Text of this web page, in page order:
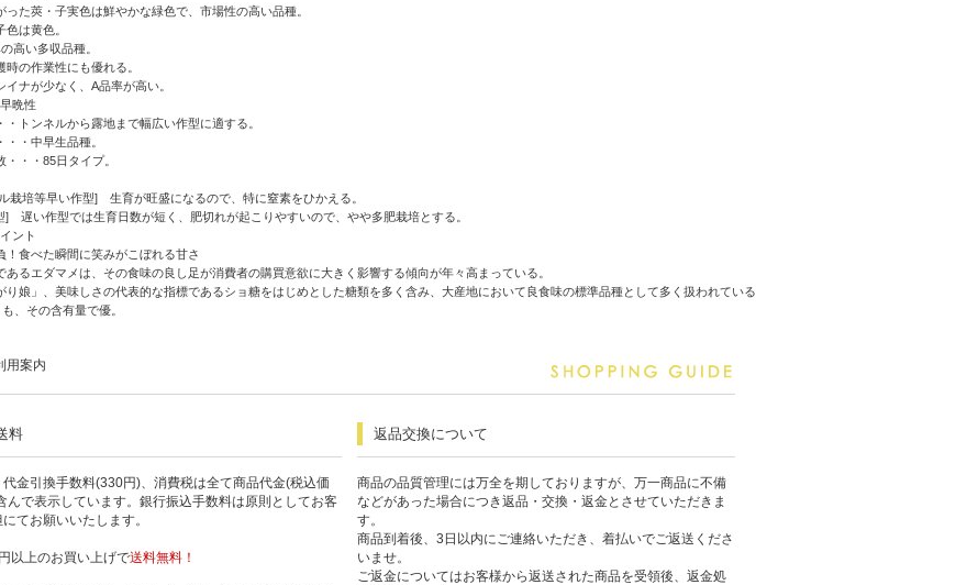
った莢・子実色は鮮やかな緑色で、市場性の高い品種。
色は黄色。
高い多収品種。
時の作業性にも優れる。
イナが少なく、A品率が高い。
晩性
・トンネルから露地まで幅広い作型に適する。
・・中早生品種。
・・・85日タイプ。
栽培等早い作型] 生育が旺盛になるので、特に窒素をひかえる。
] 遅い作型では生育日数が短く、肥切れが起こりやすいので、やや多肥栽培とする。
ント
！食べた瞬間に笑みがこぼれる甘さ
あるエダマメは、その食味の良し足が消費者の購買意欲に大きく影響する傾向が年々高まっている。
り娘」、美味しさの代表的な指標であるショ糖をはじめとした糖類を多く含み、大産地において良食味の標準品種として多く扱われている
、その含有量で優。
用案内
料
代金引換手数料(330円)、消費税は全て商品代金(税込価
んで表示しています。銀行振込手数料は原則としてお客
てお願いいたします。
以上のお買い上げで送料無料！
返品交換について
商品の品質管理には万全を期しておりますが、万一商品に不備
などがあった場合につき返品・交換・返金とさせていただきま
す。
商品到着後、3日以内にご連絡いただき、着払いでご返送くださ
いませ。
ご返金についてはお客様から返送された商品を受領後、返金処